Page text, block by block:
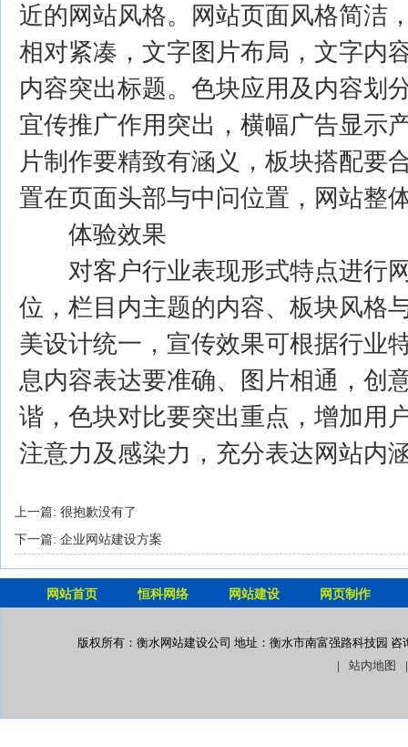
近的网站风格。网站页面风格简洁
相对紧凑，文字图片布局，文字内
内容突出标题。色块应用及内容划
宜传推广作用突出，横幅广告显示
片制作要精致有涵义，板块搭配要
置在页面头部与中问位置，网站整
体验效果
对客户行业表现形式特点进行
位，栏目内主题的内容、板块风格
美设计统一，宣传效果可根据行业
息内容表达要准确、图片相通，创
谐，色块对比要突出重点，增加用
注意力及感染力，充分表达网站内
上一篇: 很抱歉没有了
下一篇: 企业网站建设方案
网站首页 恒科网络 网站建设 网页制作
版权所有：衡水网站建设公司 地址：衡水市南富强路科技园 咨
|
站内地图 |